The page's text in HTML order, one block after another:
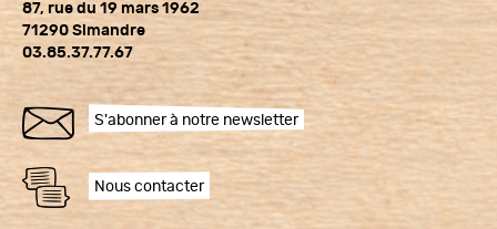
87, rue du 19 mars 1962
71290 Simandre
03.85.37.77.67
S'abonner à notre newsletter
Nous contacter